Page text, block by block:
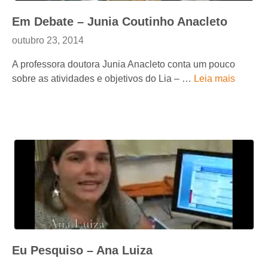
Em Debate – Junia Coutinho Anacleto
outubro 23, 2014
A professora doutora Junia Anacleto conta um pouco
sobre as atividades e objetivos do Lia – … Leia mais
Eu Pesquiso – Ana Luiza